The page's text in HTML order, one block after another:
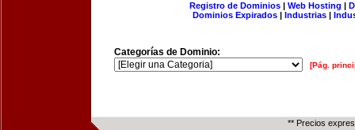
Registro de Dominios| Web Hosting |
Dominios Expirados | Industrias |
Categorías de Dominio:
[Pág.
** Precios